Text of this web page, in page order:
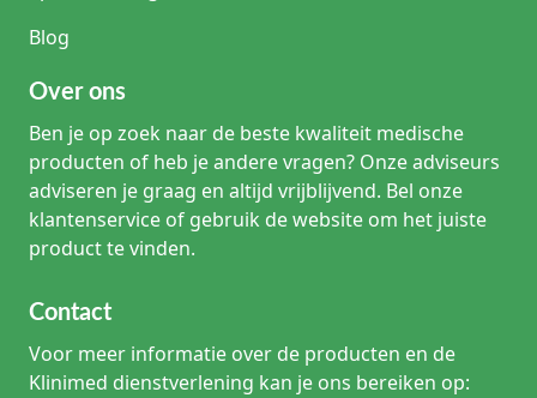
Blog
Over ons
Ben je op zoek naar de beste kwaliteit medische
producten of heb je andere vragen? Onze adviseurs
adviseren je graag en altijd vrijblijvend. Bel onze
klantenservice of gebruik de website om het juiste
product te vinden.
Contact
Voor meer informatie over de producten en de
Klinimed dienstverlening kan je ons bereiken op: